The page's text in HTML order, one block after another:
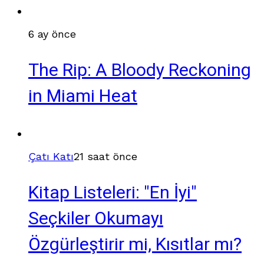
6 ay önce
The Rip: A Bloody Reckoning
in Miami Heat
Çatı Katı21 saat önce
Kitap Listeleri: "En İyi"
Seçkiler Okumayı
Özgürleştirir mi, Kısıtlar mı?